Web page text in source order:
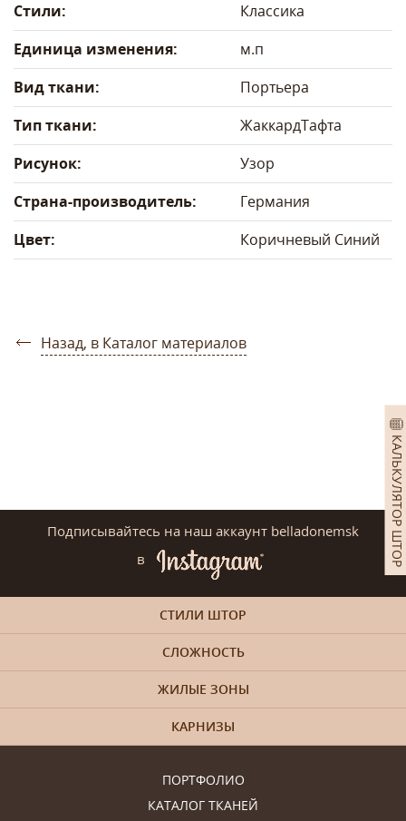
КАЛЬКУЛЯТОР ШТОР
Стили:
Классика
Единица изменения:
м.п
Вид ткани:
Портьера
Тип ткани:
ЖаккардТафта
Рисунок:
Узор
Страна-производитель:
Германия
Цвет:
Коричневый Синий
Назад, в Каталог материалов
Подписывайтесь на наш аккаунт belladonemsk
в
ПОРТФОЛИО
КАТАЛОГ ТКАНЕЙ
СТИЛИ ШТОР
СЛОЖНОСТЬ
ЖИЛЫЕ ЗОНЫ
КАРНИЗЫ